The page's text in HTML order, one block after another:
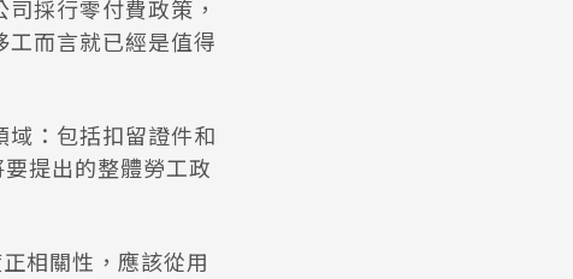
採行零付費政策，
而言就已經是值得
：包括扣留證件和
提出的整體勞工政
相關性，應該從用